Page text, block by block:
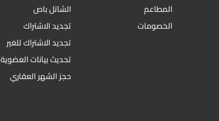
المطاعم
الخصومات
الشاتل باص
تجديد الاشتراك
تجديد الاشتراك للغير
تحديث بيانات العضوية
حجز الشهر العقاري